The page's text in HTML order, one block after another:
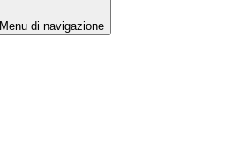
Menu di navigazione